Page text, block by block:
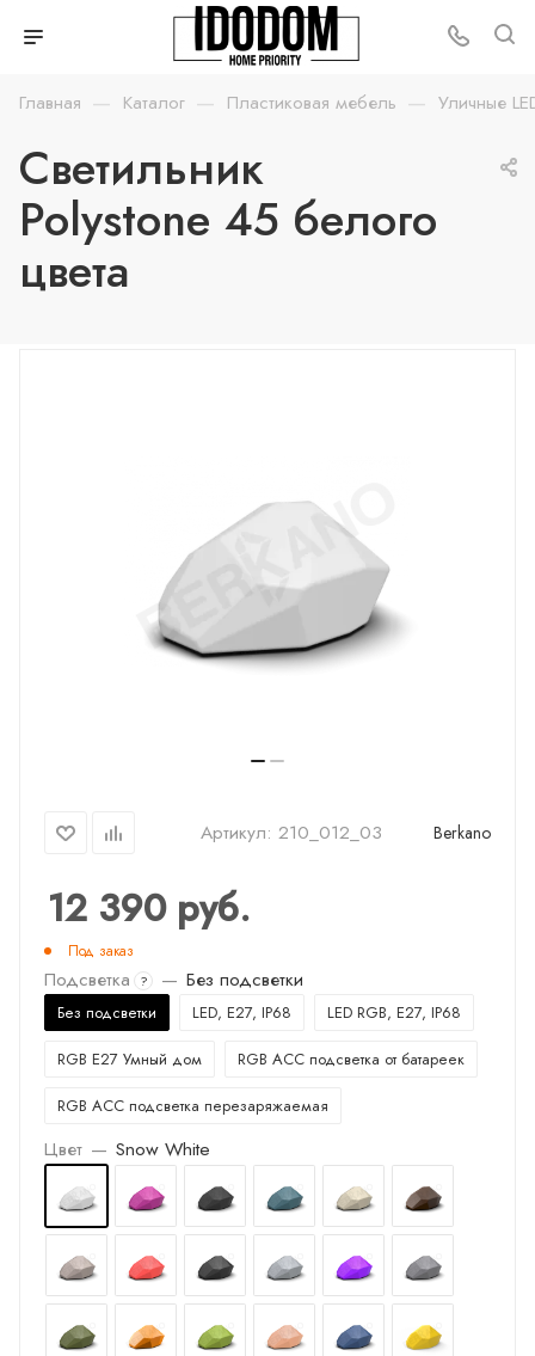
Главная — Каталог — Пластиковая мебель — Уличные
Светильник
Polystone 45 белого
цвета
Артикул: 210_012_03 Berkano
12 390руб.
Под заказ
Подсветка ? — Без подсветки
Без подсветки LED, E27, IP68 LED RGB, E27, IP68
RGB E27 Умный дом RGB ACC подсветка от батареек
RGB ACC подсветка перезаряжаемая
Цвет — Snow White